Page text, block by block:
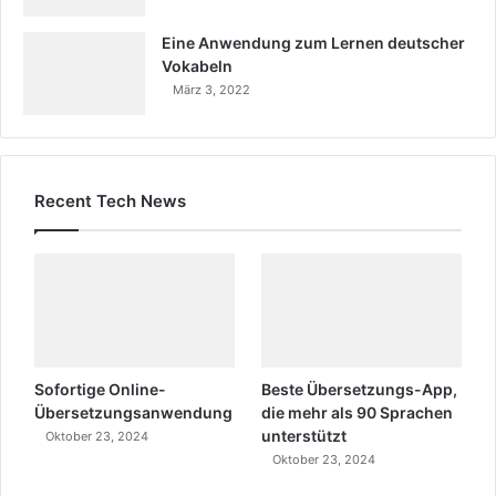
Eine Anwendung zum Lernen deutscher
Vokabeln
März 3, 2022
Recent Tech News
Sofortige Online-
Übersetzungsanwendung
Oktober 23, 2024
Beste Übersetzungs-App,
die mehr als 90 Sprachen
unterstützt
Oktober 23, 2024